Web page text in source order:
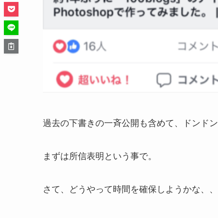
過去の下書きの一斉公開も含めて、ドンド
まずは所信表明という事で。
さて、どうやって時間を確保しようかな、